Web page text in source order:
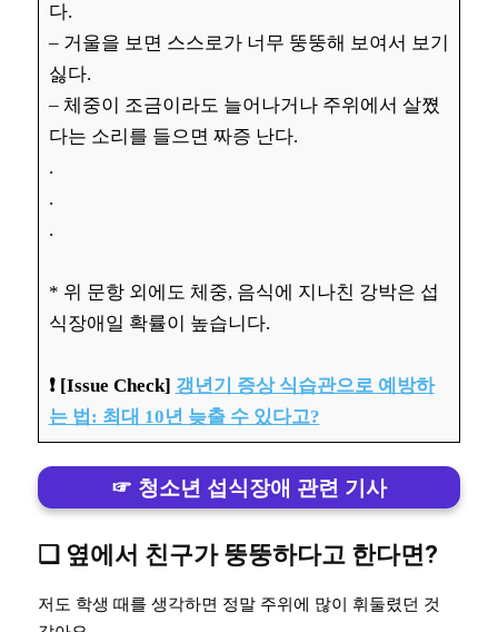
다.
– 거울을 보면 스스로가 너무 뚱뚱해 보여서 보기
싫다.
– 체중이 조금이라도 늘어나거나 주위에서 살쪘
다는 소리를 들으면 짜증 난다.
.
.
.
* 위 문항 외에도 체중, 음식에 지나친 강박은 섭
식장애일 확률이 높습니다.
❗️ [Issue Check] 갱년기 증상 식습관으로 예방하
는 법: 최대 10년 늦출 수 있다고?
☞ 청소년 섭식장애 관련 기사
❏ 옆에서 친구가 뚱뚱하다고 한다면?
저도 학생 때를 생각하면 정말 주위에 많이 휘둘렸던 것